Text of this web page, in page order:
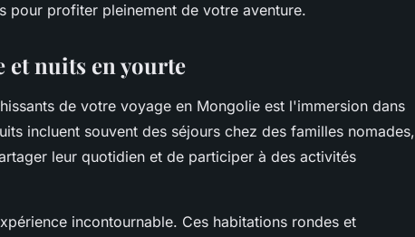
pour profiter pleinement de votre aventure.
nuits en yourte
de votre voyage en Mongolie est l'immersion dans
incluent souvent des séjours chez des familles nomades,
leur quotidien et de participer à des activités
incontournable. Ces habitations rondes et